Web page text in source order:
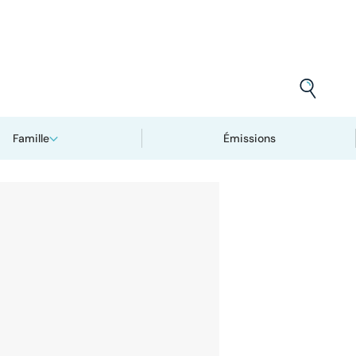
Famille Émissions